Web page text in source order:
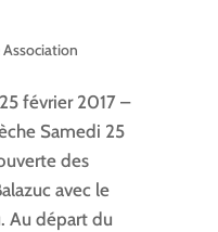
février 2017 –
Samedi 25
des
avec le
Au départ du